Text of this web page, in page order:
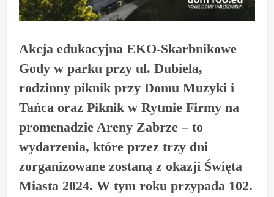
Akcja edukacyjna EKO-Skarbnikowe
Gody w parku przy ul. Dubiela,
rodzinny piknik przy Domu Muzyki i
Tańca oraz Piknik w Rytmie Firmy na
promenadzie Areny Zabrze – to
wydarzenia, które przez trzy dni
zorganizowane zostaną z okazji Święta
Miasta 2024. W tym roku przypada 102.